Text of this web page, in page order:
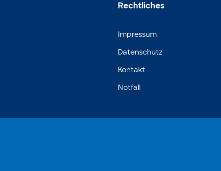
Rechtliches
Impressum
Datenschutz
Kontakt
Notfall